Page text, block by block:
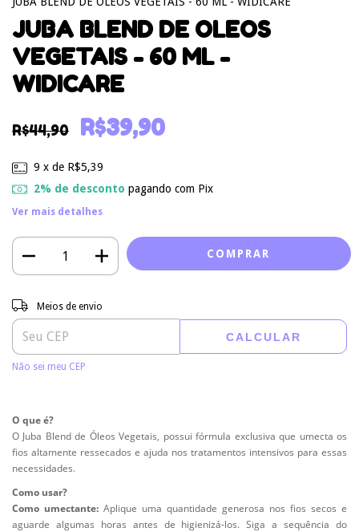
JUBA BLEND DE OLEOS
VEGETAIS - 60 ML -
WIDICARE
R$44,90 R$39,90
9 x de R$5,39
2% de desconto pagando com Pix
Ver mais detalhes
Entregas para o CEP:
Meios de envio
CALCULAR
Não sei meu CEP
O que é?
O Juba Blend de Óleos Vegetais, possui fórmula exclusiva que umecta os
fios altamente ressecados e ajuda nos tratamentos intensivos para essas
necessidades.
Como usar?
Como umectante: Aplique uma quantidade generosa nos fios secos e
aguarde algumas horas antes de higienizá-los. Siga a sequência do